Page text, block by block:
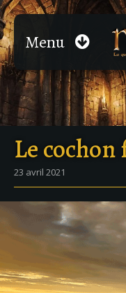
Menu
Le
23 avril 2021